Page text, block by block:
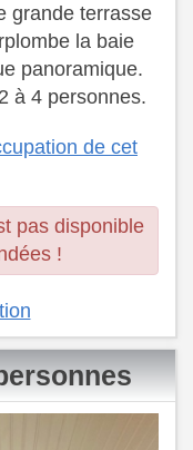
grande terrasse
la baie
panoramique.
à 4 personnes.
de cet
pas disponible
!